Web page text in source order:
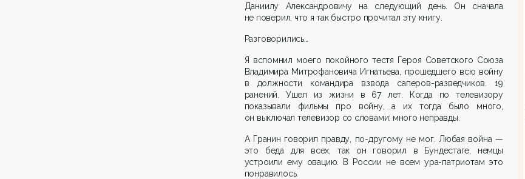
Даниилу Александровичу на следующий день. Он сначала
не поверил, что я так быстро прочитал эту книгу.
Разговорились…
Я вспомнил моего покойного тестя Героя Советского Союза
Владимира Митрофановича Игнатьева, прошедшего всю войну
в должности командира взвода саперов-разведчиков. 19
ранений. Ушел из жизни в 67 лет. Когда по телевизору
показывали фильмы про войну, а их тогда было много,
он выключал телевизор со словами: много неправды.
А Гранин говорил правду, по-другому не мог. Любая война —
это беда для всех, так он говорил в Бундестаге, немцы
устроили ему овацию. В России не всем ура-патриотам это
понравилось.